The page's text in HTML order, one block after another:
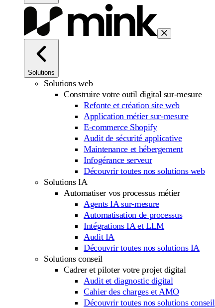
Solutions
Solutions web
Construire votre outil digital sur-mesure
Refonte et création site web
Application métier sur-mesure
E-commerce Shopify
Audit de sécurité applicative
Maintenance et hébergement
Infogérance serveur
Découvrir toutes nos solutions web
Solutions IA
Automatiser vos processus métier
Agents IA sur-mesure
Automatisation de processus
Intégrations IA et LLM
Audit IA
Découvrir toutes nos solutions IA
Solutions conseil
Cadrer et piloter votre projet digital
Audit et diagnostic digital
Cahier des charges et AMO
Découvrir toutes nos solutions conseil